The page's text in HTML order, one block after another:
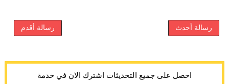
رسالة أحدث رسالة أقدم
احصل على جميع التحديثات اشترك الان في خدمة